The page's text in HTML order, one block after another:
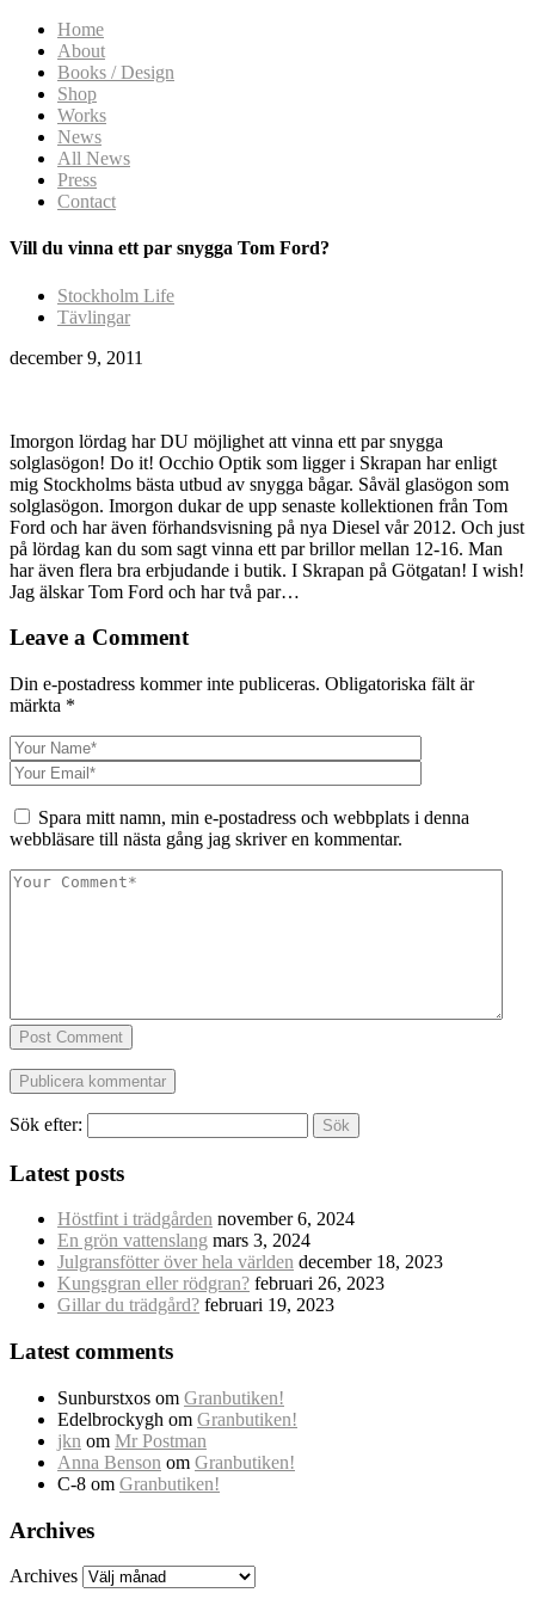
Home
About
Books / Design
Shop
Works
News
All News
Press
Contact
Vill du vinna ett par snygga Tom Ford?
Stockholm Life
Tävlingar
december 9, 2011
Imorgon lördag har DU möjlighet att vinna ett par snygga
solglasögon! Do it! Occhio Optik som ligger i Skrapan har enligt
mig Stockholms bästa utbud av snygga bågar. Såväl glasögon som
solglasögon. Imorgon dukar de upp senaste kollektionen från Tom
Ford och har även förhandsvisning på nya Diesel vår 2012. Och just
på lördag kan du som sagt vinna ett par brillor mellan 12-16. Man
har även flera bra erbjudande i butik. I Skrapan på Götgatan! I wish!
Jag älskar Tom Ford och har två par…
Leave a Comment
Din e-postadress kommer inte publiceras. Obligatoriska fält är
märkta *
Spara mitt namn, min e-postadress och webbplats i denna
webbläsare till nästa gång jag skriver en kommentar.
Post Comment
Sök efter:
Latest posts
Höstfint i trädgården november 6, 2024
En grön vattenslang mars 3, 2024
Julgransfötter över hela världen december 18, 2023
Kungsgran eller rödgran? februari 26, 2023
Gillar du trädgård? februari 19, 2023
Latest comments
Sunburstxos om Granbutiken!
Edelbrockygh om Granbutiken!
jkn om Mr Postman
Anna Benson om Granbutiken!
C-8 om Granbutiken!
Archives
Archives